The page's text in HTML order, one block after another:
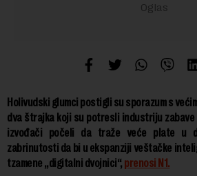
Holivudski glumci postigli su sporazum s
dva štrajka koji su potresli industriju
izvođači počeli da traže veće plate u
zabrinutosti da bi u ekspanziji veštačke
tzamene „digitalni dvojnici“, prenosi N1.